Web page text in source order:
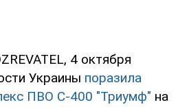
4 октября
Украины поразила
ПВО С-400 "Триумф" на